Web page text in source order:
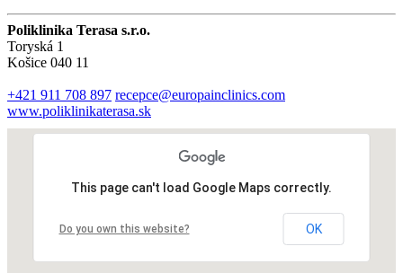
Poliklinika Terasa s.r.o.
Toryská 1
Košice 040 11
+421 911 708 897 recepce@europainclinics.com
www.poliklinikaterasa.sk
This page can't load Google Maps correctly.
Do you own this website? OK